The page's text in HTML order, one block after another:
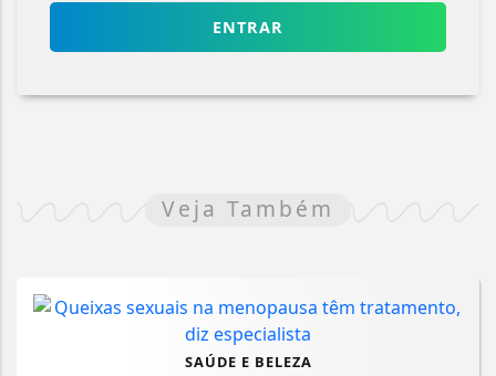
ENTRAR
Veja Também
SAÚDE E BELEZA